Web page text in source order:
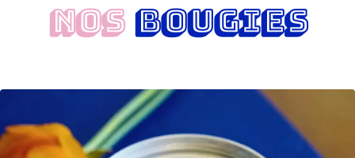
NOSBOUGIES